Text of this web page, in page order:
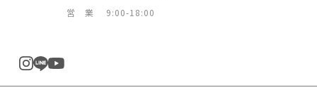
営 業
9:00-18:00